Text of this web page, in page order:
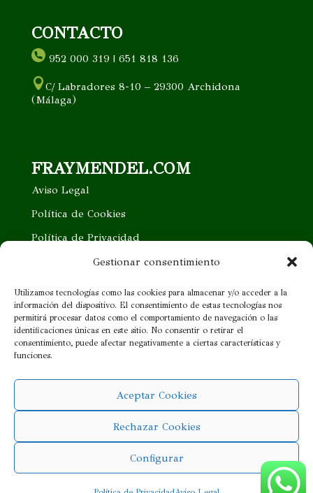
Gestionar consentimiento
Utilizamos tecnologías como las cookies para almacenar y/o acceder a la
información del dispositivo. El consentimiento de estas tecnologías nos
permitirá procesar datos como el comportamiento de navegación o las
identificaciones únicas en este sitio. No consentir o retirar el
consentimiento, puede afectar negativamente a ciertas características y
funciones.
Aceptar Cookies
Rechazar Cookies
Configurar
CONTACTO
952 000 319 | 651 818 136
C/ Labradores 8-10 – 29300 Archidona
(Málaga)
FRAYMENDEL.COM
Aviso Legal
Política de Cookies
Política de Privacidad
Trabaja con nosotros
Proveedor cercano
¡SÍGUENOS!